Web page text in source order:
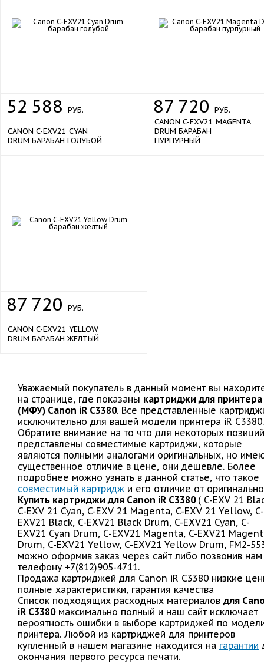
52 588 РУБ.
CANON C-EXV21 CYAN
DRUM БАРАБАН ГОЛУБОЙ
87 720 РУБ.
CANON C-EXV21 MAGENTA
DRUM БАРАБАН
ПУРПУРНЫЙ
87 720 РУБ.
CANON C-EXV21 YELLOW
DRUM БАРАБАН ЖЕЛТЫЙ
Уважаемый покупатель в данный момент вы
на странице, где показаны картриджи для принтера
(МФУ) Canon iR C3380. Все представленные
исключительно для вашей модели принтера iR C3380.
Обратите внимание на то что для некоторых позиций
представлены совместимые картриджи, которые
являются полными аналогами оригинальных, но
существенное отличие в цене, они дешевле. Более
подробнее можно узнать в данной статье, что такое
совместимый картридж и его отличие от
Купить картриджи для Canon iR C3380 ( C-EXV 21
C-EXV 21 Cyan, C-EXV 21 Magenta, C-EXV 21 Yellow, C-
EXV21 Black, C-EXV21 Black Drum, C-EXV21 Cyan, C-
EXV21 Cyan Drum, C-EXV21 Magenta, C-EXV21
Drum, C-EXV21 Yellow, C-EXV21 Yellow Drum, FM2-
можно оформив заказ через сайт либо позвонив
телефону +7(812)905-4711.
Продажа картриджей для Canon iR C3380 низкие
полные характеристики, гарантия качества
Список подходящих расходных материаловдля
iR C3380максимально полный и наш сайт исключает
вероятность ошибки в выборе картриджей по
принтера. Любой из картриджей для принтеров
купленный в нашем магазине находится на гарантии
окончания первого ресурса печати.